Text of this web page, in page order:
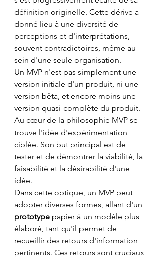
définition originelle. Cette dérive a
donné lieu à une diversité de
perceptions et d'interprétations,
souvent contradictoires, même au
sein d'une seule organisation.
Un MVP n'est pas simplement une
version initiale d'un produit, ni une
version bêta, et encore moins une
version quasi-complète du produit.
Au cœur de la philosophie MVP se
trouve l'idée d'expérimentation
ciblée. Son but principal est de
tester et de démontrer la viabilité, la
faisabilité et la désirabilité d'une
idée.
Dans cette optique, un MVP peut
adopter diverses formes, allant d'un
prototype papier à un modèle plus
élaboré, tant qu'il permet de
recueillir des retours d'information
pertinents. Ces retours sont cruciaux